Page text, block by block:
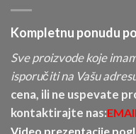
Kompletnu ponudu
Sve proizvode koje
isporučiti na Vašu
cena, ili ne uspevate
kontaktirajte nas:EMAIL
Video prezentacije